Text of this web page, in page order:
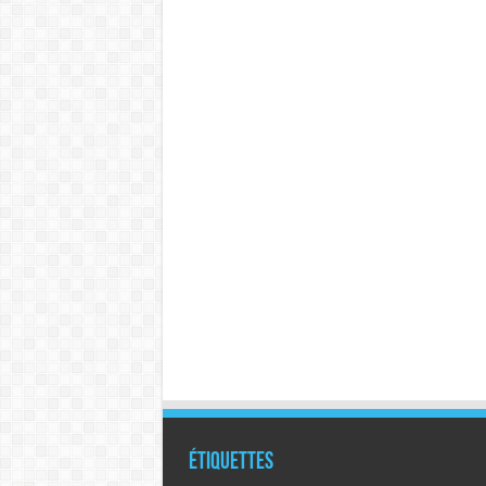
Étiquettes